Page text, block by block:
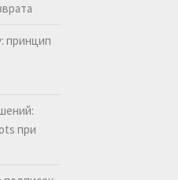
принцип
при